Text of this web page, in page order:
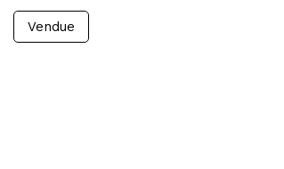
Vendue